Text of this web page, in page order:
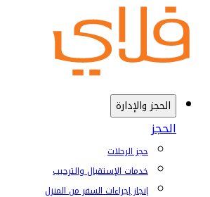
الحجز والإدارة
الحجز
حجز الرحلات
خدمات الإستقبال والترحيب
إنجاز إجراءات السفر من المنزل